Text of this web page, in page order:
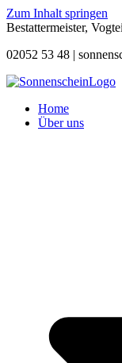
Zum Inhalt springen
Bestattermeister,
02052 53 48 |
Home
Über uns